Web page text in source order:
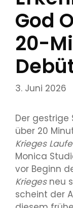
God
20-
3. Juni 2026
Der gestrige
über 20
Krieges
Monica
vor Beginn
Krieges neu
scheint der